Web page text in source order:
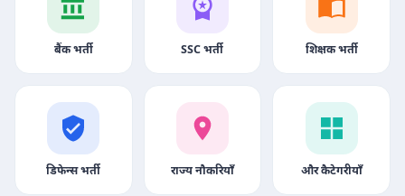
बैंक भर्ती SSC भर्ती शिक्षक भर्ती
डिफेन्स भर्ती राज्य नौकरियाँ और कैटेगरीयाँ